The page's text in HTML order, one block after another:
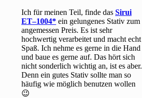
Ich für meinen Teil, finde dasSirui
ET–1004
ein gelungenes Stativ zum
angemessen Preis. Es ist sehr
hochwertig verarbeitet und macht echt
Spaß. Ich nehme es gerne in die Hand
und baue es gerne auf. Das hört sich
nicht sonderlich wichtig an, ist es aber.
Denn ein gutes Stativ sollte man so
häufig wie möglich benutzen wollen
😉